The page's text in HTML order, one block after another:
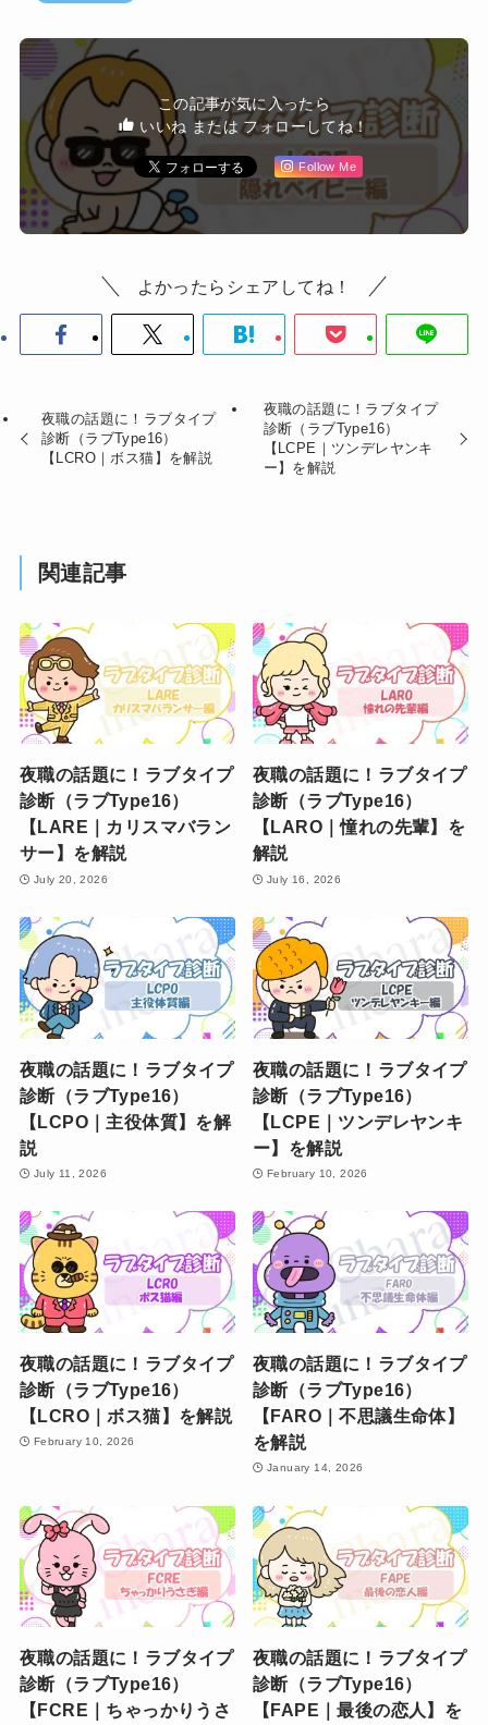
この記事が気に入ったら
いいね または フォローしてね！
Follow Me
よかったらシェアしてね！
夜職の話題に！ラブタイプ
診断（ラブType16）
【LCRO｜ボス猫】を解説
夜職の話題に！ラブタイプ
診断（ラブType16）
【LCPE｜ツンデレヤンキ
ー】を解説
関連記事
夜職の話題に！ラブタイプ
診断（ラブType16）
【LARE｜カリスマバラン
サー】を解説
July 20, 2026
夜職の話題に！ラブタイプ
診断（ラブType16）
【LARO｜憧れの先輩】を
解説
July 16, 2026
夜職の話題に！ラブタイプ
診断（ラブType16）
【LCPO｜主役体質】を解
説
July 11, 2026
夜職の話題に！ラブタイプ
診断（ラブType16）
【LCPE｜ツンデレヤンキ
ー】を解説
February 10, 2026
夜職の話題に！ラブタイプ
診断（ラブType16）
【LCRO｜ボス猫】を解説
February 10, 2026
夜職の話題に！ラブタイプ
診断（ラブType16）
【FARO｜不思議生命体】
を解説
January 14, 2026
夜職の話題に！ラブタイプ
診断（ラブType16）
【FCRE｜ちゃっかりうさ
夜職の話題に！ラブタイプ
診断（ラブType16）
【FAPE｜最後の恋人】を